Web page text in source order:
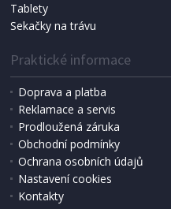
Tablety
Sekačky na trávu
Praktické informace
Doprava a platba
Reklamace a servis
Prodloužená záruka
Obchodní podmínky
Ochrana osobních údajů
Nastavení cookies
Kontakty